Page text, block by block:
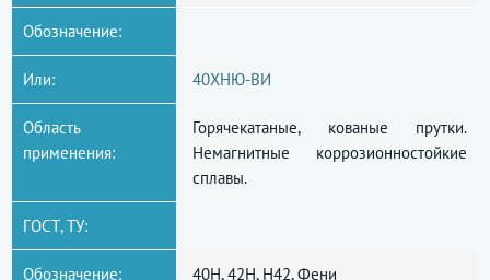
Обозначение:
Или: 40ХНЮ-ВИ
Область
применения:
Горячекатаные, кованые прутки.
Немагнитные коррозионностойкие
сплавы.
ГОСТ, ТУ:
Обозначение: 40Н, 42Н, Н42, Фени